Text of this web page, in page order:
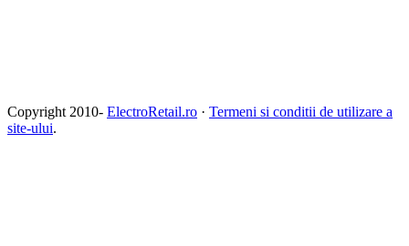
Copyright 2010- ElectroRetail.ro · Termeni si conditii de utilizare a
site-ului.